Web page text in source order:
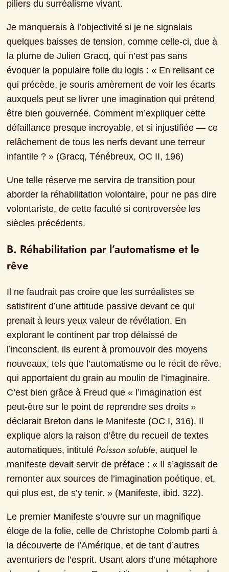
piliers du surréalisme vivant.
Je manquerais à l’objectivité si je ne signalais
quelques baisses de tension, comme celle-ci, due à
la plume de Julien Gracq, qui n’est pas sans
évoquer la populaire folle du logis : « En relisant ce
qui précède, je souris amèrement de voir les écarts
auxquels peut se livrer une imagination qui prétend
être bien gouvernée. Comment m’expliquer cette
défaillance presque incroyable, et si injustifiée — ce
relâchement de tous les nerfs devant une terreur
infantile ? » (Gracq, Ténébreux, OC II, 196)
Une telle réserve me servira de transition pour
aborder la réhabilitation volontaire, pour ne pas dire
volontariste, de cette faculté si controversée les
siècles précédents.
B. Réhabilitation par l’automatisme et le
rêve
Il ne faudrait pas croire que les surréalistes se
satisfirent d’une attitude passive devant ce qui
prenait à leurs yeux valeur de révélation. En
explorant le continent par trop délaissé de
l’inconscient, ils eurent à promouvoir des moyens
nouveaux, tels que l’automatisme ou le récit de rêve,
qui apportaient du grain au moulin de l’imaginaire.
C’est bien grâce à Freud que « l’imagination est
peut-être sur le point de reprendre ses droits »
déclarait Breton dans le Manifeste (OC I, 316). Il
explique alors la raison d’être du recueil de textes
automatiques, intitulé Poisson soluble, auquel le
manifeste devait servir de préface : « Il s’agissait de
remonter aux sources de l’imagination poétique, et,
qui plus est, de s’y tenir. » (Manifeste, ibid. 322).
Le premier Manifeste s’ouvre sur un magnifique
éloge de la folie, celle de Christophe Colomb parti à
la découverte de l’Amérique, et de tant d’autres
aventuriers de l’esprit. Usant alors d’une métaphore